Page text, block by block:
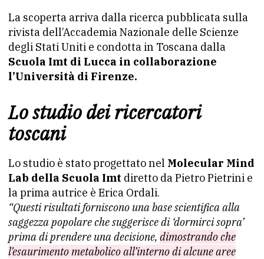
La scoperta arriva dalla ricerca pubblicata sulla
rivista dell’Accademia Nazionale delle Scienze
degli Stati Uniti e condotta in Toscana dalla
Scuola Imt di Lucca in collaborazione
l’Università di Firenze.
Lo studio dei ricercatori
toscani
Lo studio è stato progettato nel Molecular Mind
Lab della Scuola Imt diretto da Pietro Pietrini e
la prima autrice è Erica Ordali.
“Questi risultati forniscono una base scientifica alla
saggezza popolare che suggerisce di ‘dormirci sopra’
prima di prendere una decisione, dimostrando che
l’esaurimento metabolico all’interno di alcune aree